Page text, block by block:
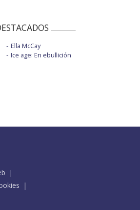
Ella McCay
Ice age: En ebullición